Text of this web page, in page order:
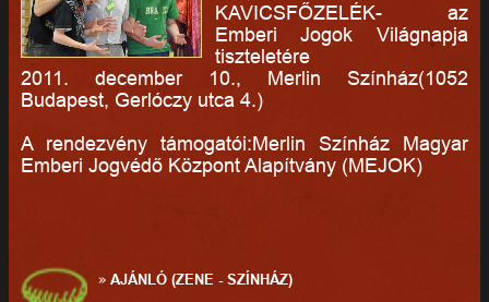
KAVICSFŐZELÉK- az
Emberi Jogok Világnapja
tiszteletére
2011. december 10., Merlin Színház(1052
Budapest, Gerlóczy utca 4.)
A rendezvény támogatói:Merlin Színház Magyar
Emberi Jogvédő Központ Alapítvány (MEJOK)
»AJÁNLÓ (ZENE - SZÍNHÁZ)